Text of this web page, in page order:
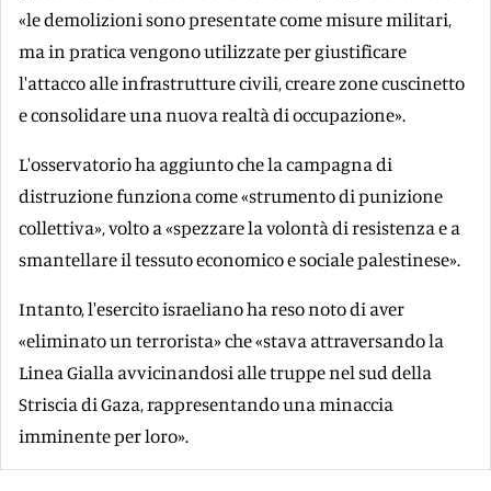
«le demolizioni sono presentate come misure militari,
ma in pratica vengono utilizzate per giustificare
l'attacco alle infrastrutture civili, creare zone cuscinetto
e consolidare una nuova realtà di occupazione».
L'osservatorio ha aggiunto che la campagna di
distruzione funziona come «strumento di punizione
collettiva», volto a «spezzare la volontà di resistenza e a
smantellare il tessuto economico e sociale palestinese».
Intanto, l'esercito israeliano ha reso noto di aver
«eliminato un terrorista» che «stava attraversando la
Linea Gialla avvicinandosi alle truppe nel sud della
Striscia di Gaza, rappresentando una minaccia
imminente per loro».